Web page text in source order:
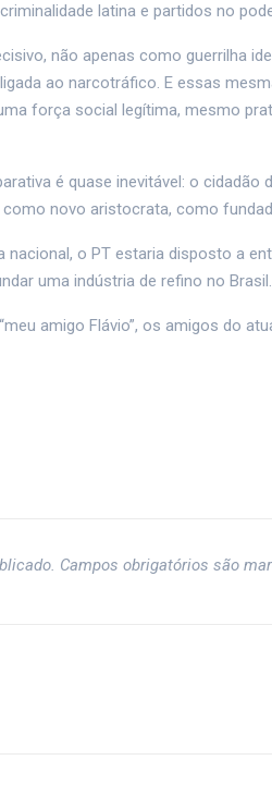
latina e partidos no
não apenas como guerrilha
ao narcotráfico. E essas
força social legítima, mesmo
é quase inevitável: o
novo aristocrata, como
o PT estaria disposto a
uma indústria de refino no Brasil.
amigo Flávio”, os amigos do
Campos obrigatórios são